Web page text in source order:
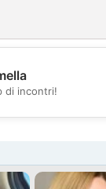
di incontri!